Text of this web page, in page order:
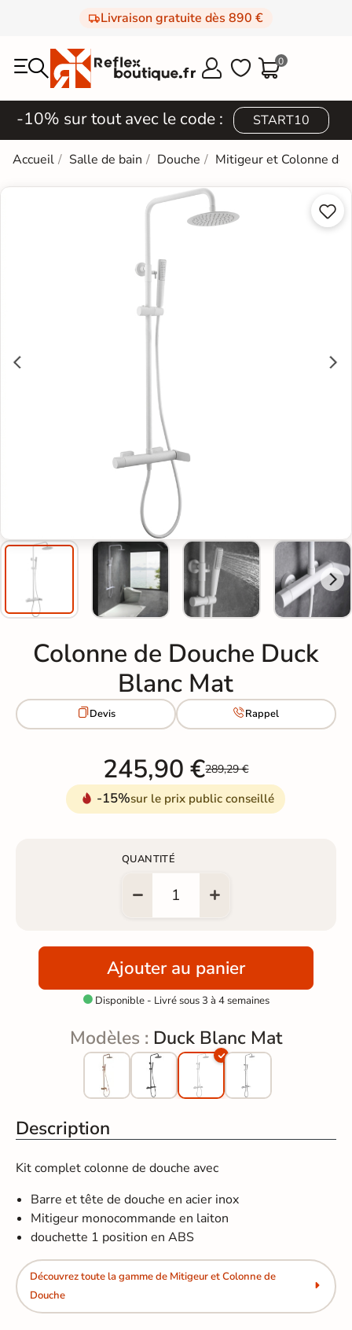
Livraison gratuite dès 890 €
  0
-10% sur tout avec le code : START10
Accueil Salle de bain Douche Mitigeur et Colonne de


Colonne de Douche Duck
Blanc Mat
Devis Rappel
245,90 €289,29 €
-15%sur le prix public conseillé
QUANTITÉ
Ajouter au panier
Disponible - Livré sous 3 à 4 semaines
Modèles : Duck Blanc Mat
Description
Kit complet colonne de douche avec
Barre et tête de douche en acier inox
Mitigeur monocommande en laiton
douchette 1 position en ABS
Découvrez toute la gamme de Mitigeur et Colonne de
Douche